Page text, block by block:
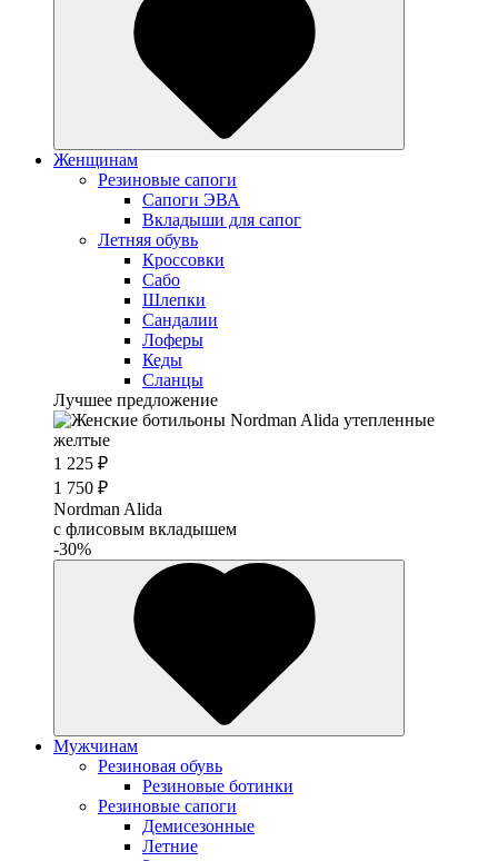
Женщинам
Резиновые сапоги
Cапоги ЭВА
Вкладыши для сапог
Летняя обувь
Кроссовки
Сабо
Шлепки
Сандалии
Лоферы
Кеды
Сланцы
Лучшее предложение
1 225 ₽
1 750 ₽
Nordman Alida
с флисовым вкладышем
-30%
Мужчинам
Резиновая обувь
Резиновые ботинки
Резиновые сапоги
Демисезонные
Летние